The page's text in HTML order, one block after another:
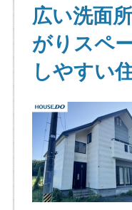
広い洗面
がりスペ
しやすい